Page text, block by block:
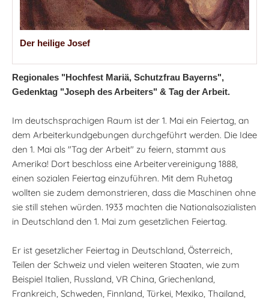
Der heilige Josef
Regionales "Hochfest Mariä, Schutzfrau Bayerns",
Gedenktag "Joseph des Arbeiters" & Tag der Arbeit.
Im deutschsprachigen Raum ist der 1. Mai ein Feiertag, an
dem Arbeiterkundgebungen durchgeführt werden. Die Idee
den 1. Mai als "Tag der Arbeit" zu feiern, stammt aus
Amerika! Dort beschloss eine Arbeitervereinigung 1888,
einen sozialen Feiertag einzuführen. Mit dem Ruhetag
wollten sie zudem demonstrieren, dass die Maschinen ohne
sie still stehen würden. 1933 machten die Nationalsozialisten
in Deutschland den 1. Mai zum gesetzlichen Feiertag.
Er ist gesetzlicher Feiertag in Deutschland, Österreich,
Teilen der Schweiz und vielen weiteren Staaten, wie zum
Beispiel Italien, Russland, VR China, Griechenland,
Frankreich, Schweden, Finnland, Türkei, Mexiko, Thailand,